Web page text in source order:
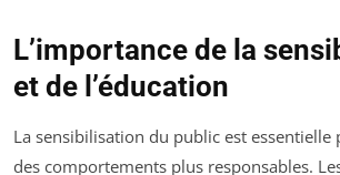
L’importance de la
et de l’éducation
La sensibilisation du public est essentielle
des comportements plus responsables.